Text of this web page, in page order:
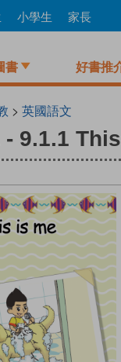
小學生 家長
書 好書推
> 英國語文
- 9.1.1